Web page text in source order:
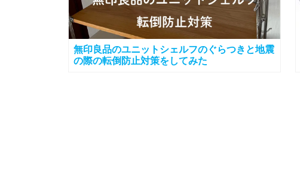
無印良品のユニットシェルフのぐらつきと地震
の際の転倒防止対策をしてみた